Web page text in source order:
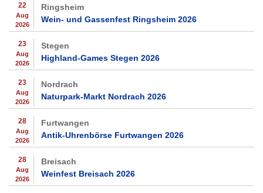
22
Aug
2026
Ringsheim
Wein- und Gassenfest Ringsheim 2026
23
Aug
2026
Stegen
Highland-Games Stegen 2026
23
Aug
2026
Nordrach
Naturpark-Markt Nordrach 2026
28
Aug
2026
Furtwangen
Antik-Uhrenbörse Furtwangen 2026
28
Aug
2026
Breisach
Weinfest Breisach 2026